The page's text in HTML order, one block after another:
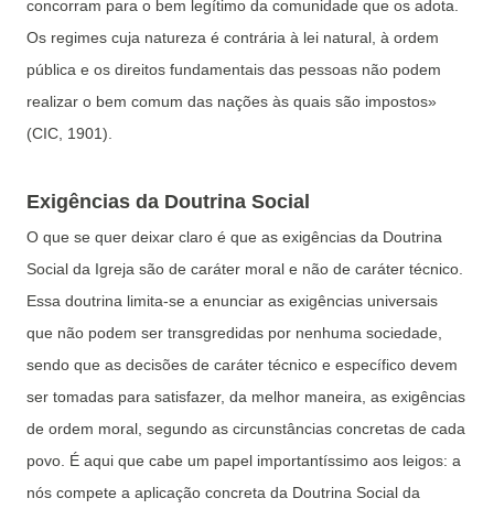
concorram para o bem legítimo da comunidade que os adota.
Os regimes cuja natureza é contrária à lei natural, à ordem
pública e os direitos fundamentais das pessoas não podem
realizar o bem comum das nações às quais são impostos»
(CIC, 1901).
Exigências da Doutrina Social
O que se quer deixar claro é que as exigências da Doutrina
Social da Igreja são de caráter moral e não de caráter técnico.
Essa doutrina limita-se a enunciar as exigências universais
que não podem ser transgredidas por nenhuma sociedade,
sendo que as decisões de caráter técnico e específico devem
ser tomadas para satisfazer, da melhor maneira, as exigências
de ordem moral, segundo as circunstâncias concretas de cada
povo. É aqui que cabe um papel importantíssimo aos leigos: a
nós compete a aplicação concreta da Doutrina Social da